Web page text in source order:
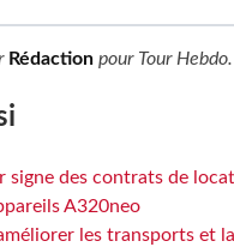
Rédaction pour Tour Hebdo.
signe des contrats de
A320neo
les transports et la